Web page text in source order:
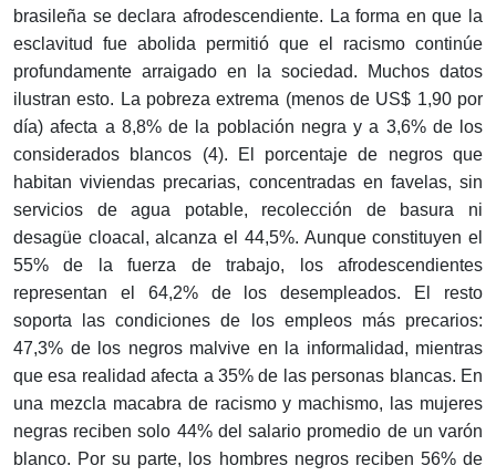
brasileña se declara afrodescendiente. La forma en que la
esclavitud fue abolida permitió que el racismo continúe
profundamente arraigado en la sociedad. Muchos datos
ilustran esto. La pobreza extrema (menos de US$ 1,90 por
día) afecta a 8,8% de la población negra y a 3,6% de los
considerados blancos (4). El porcentaje de negros que
habitan viviendas precarias, concentradas en favelas, sin
servicios de agua potable, recolección de basura ni
desagüe cloacal, alcanza el 44,5%. Aunque constituyen el
55% de la fuerza de trabajo, los afrodescendientes
representan el 64,2% de los desempleados. El resto
soporta las condiciones de los empleos más precarios:
47,3% de los negros malvive en la informalidad, mientras
que esa realidad afecta a 35% de las personas blancas. En
una mezcla macabra de racismo y machismo, las mujeres
negras reciben solo 44% del salario promedio de un varón
blanco. Por su parte, los hombres negros reciben 56% de